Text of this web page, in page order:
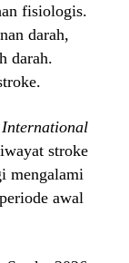
fisiologis.
darah,
darah.
International
stroke
mengalami
awal